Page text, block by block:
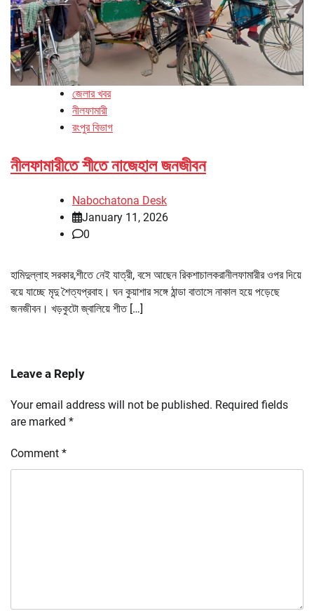
জেলার খবর
নীলফামারী
রংপুর বিভাগ
নীলফামারীতে শীতে নাজেহাল জনজীবন
Nabochatona Desk
January 11, 2026
0
হামিদুল্লাহ সরকার,শীতে নেই যাত্রী, বসে আছেন রিকশাচালকরানীলফামারীর ওপর দিয়ে
বয়ে যাচ্ছে মৃদু শৈত্যপ্রবাহ। ঘন কুয়াশার সঙ্গে ঠান্ডা বাতাসে নাকাল হয়ে পড়েছে
জনজীবন। খড়কুটো জ্বালিয়ে শীত […]
Leave a Reply
Your email address will not be published. Required fields
are marked *
Comment *